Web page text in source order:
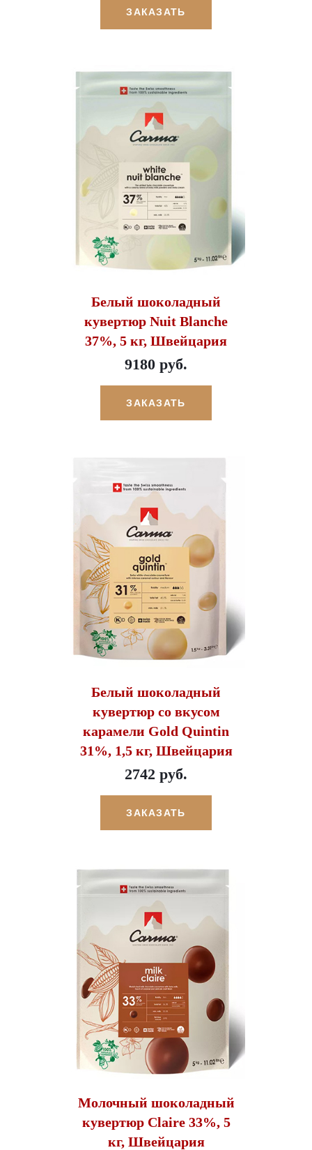
ЗАКАЗАТЬ
Белый шоколадный
кувертюр Nuit Blanche
37%, 5 кг, Швейцария
9180 руб.
ЗАКАЗАТЬ
Белый шоколадный
кувертюр со вкусом
карамели Gold Quintin
31%, 1,5 кг, Швейцария
2742 руб.
ЗАКАЗАТЬ
Молочный шоколадный
кувертюр Claire 33%, 5
кг, Швейцария